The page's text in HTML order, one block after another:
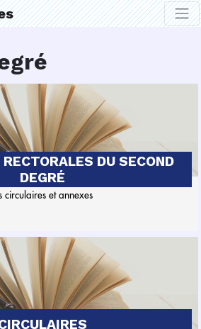
DU SECOND
DEGRÉ
circulaires et annexes